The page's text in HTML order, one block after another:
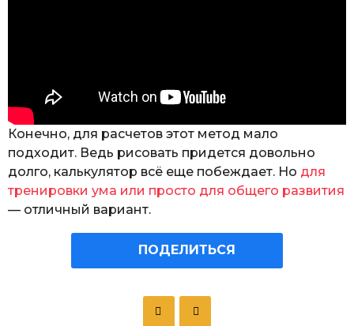
Конечно, для расчетов этот метод мало
подходит. Ведь рисовать придется довольно
долго, калькулятор всё еще побеждает. Но для
тренировки ума или просто для общего развития
— отличный вариант.
ПОДЕЛИТЬСЯ